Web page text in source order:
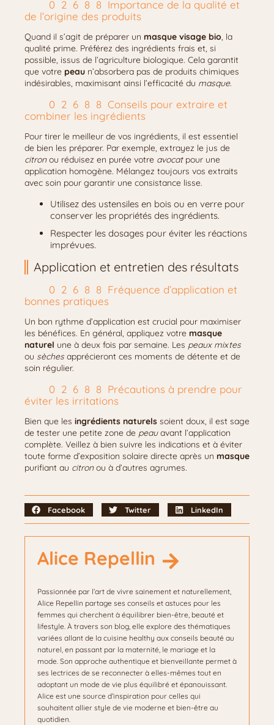
Importance de la qualité et
de l’origine des produits
Quand il s’agit de préparer un masque visage bio, la
qualité prime. Préférez des ingrédients frais et, si
possible, issus de l’agriculture biologique. Cela garantit
que votre peau n’absorbera pas de produits chimiques
indésirables, maximisant ainsi l’efficacité du masque.
Conseils pour extraire et
combiner les ingrédients
Pour tirer le meilleur de vos ingrédients, il est essentiel
de bien les préparer. Par exemple, extrayez le jus de
citronou réduisez en purée votre avocatpour une
application homogène. Mélangez toujours vos extraits
avec soin pour garantir une consistance lisse.
Utilisez des ustensiles en bois ou en verre pour
conserver les propriétés des ingrédients.
Respecter les dosages pour éviter les réactions
imprévues.
Application et entretien des résultats
Fréquence d’application et
bonnes pratiques
Un bon rythme d’application est crucial pour maximiser
les bénéfices. En général, appliquez votre masque
naturel une à deux fois par semaine. Les peaux mixtes
ou sèchesapprécieront ces moments de détente et de
soin régulier.
Précautions à prendre pour
éviter les irritations
Bien que les ingrédients naturels soient doux, il est sage
de tester une petite zone de peauavant l’application
complète. Veillez à bien suivre les indications et à éviter
toute forme d’exposition solaire directe après un masque
purifiant au citronou à d’autres agrumes.
Facebook Twitter LinkedIn
Alice Repellin
Passionnée par l’art de vivre sainement et naturellement,
Alice Repellin partage ses conseils et astuces pour les
femmes qui cherchent à équilibrer bien-être, beauté et
lifestyle. À travers son blog, elle explore des thématiques
variées allant de la cuisine healthy aux conseils beauté au
naturel, en passant par la maternité, le mariage et la
mode. Son approche authentique et bienveillante permet à
ses lectrices de se reconnecter à elles-mêmes tout en
adoptant un mode de vie plus équilibré et épanouissant.
Alice est une source d’inspiration pour celles qui
souhaitent allier style de vie moderne et bien-être au
quotidien.